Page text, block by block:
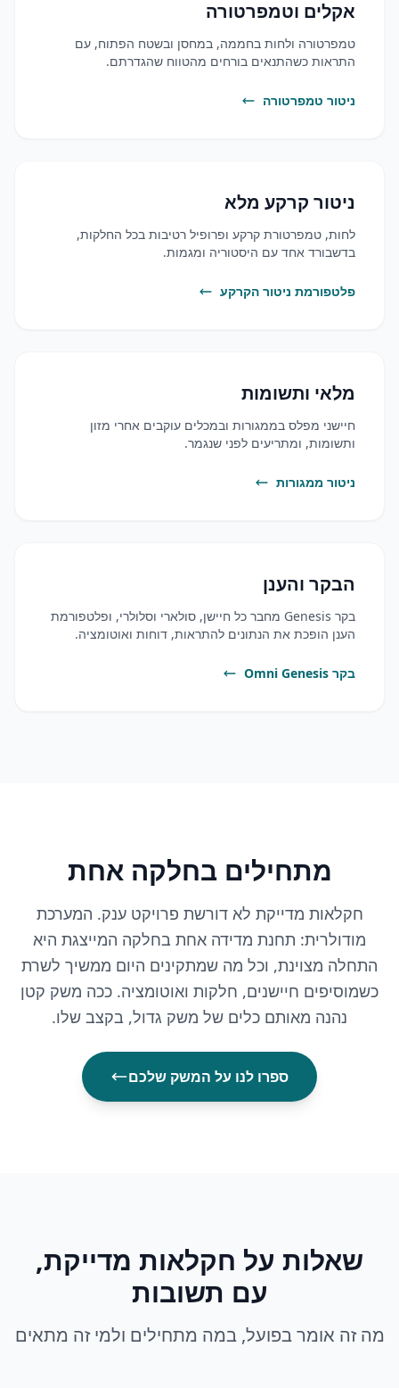
אקלים וטמפרטורה
טמפרטורה ולחות בחממה, במחסן ובשטח הפתוח, עם
התראות כשהתנאים בורחים מהטווח שהגדרתם.
ניטור טמפרטורה
ניטור קרקע מלא
לחות, טמפרטורת קרקע ופרופיל רטיבות בכל החלקות,
בדשבורד אחד עם היסטוריה ומגמות.
פלטפורמת ניטור הקרקע
מלאי ותשומות
חיישני מפלס בממגורות ובמכלים עוקבים אחרי מזון
ותשומות, ומתריעים לפני שנגמר.
ניטור ממגורות
הבקר והענן
בקר Genesis מחבר כל חיישן, סולארי וסלולרי, ופלטפורמת
הענן הופכת את הנתונים להתראות, דוחות ואוטומציה.
בקר Omni Genesis
מתחילים בחלקה אחת
חקלאות מדייקת לא דורשת פרויקט ענק. המערכת
מודולרית: תחנת מדידה אחת בחלקה המייצגת היא
התחלה מצוינת, וכל מה שמתקינים היום ממשיך לשרת
כשמוסיפים חיישנים, חלקות ואוטומציה. ככה משק קטן
נהנה מאותם כלים של משק גדול, בקצב שלו.
ספרו לנו על המשק שלכם
שאלות על חקלאות מדייקת,
עם תשובות
מה זה אומר בפועל, במה מתחילים ולמי זה מתאים